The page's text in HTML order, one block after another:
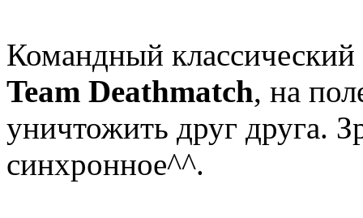
Командный
Team Deathmatch, на
уничтожить друг друга.
синхронное^^.